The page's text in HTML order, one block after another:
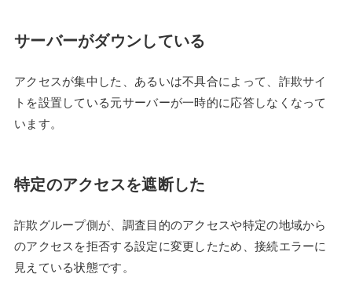
サーバーがダウンしている
アクセスが集中した、あるいは不具合によって、詐欺サイ
トを設置している元サーバーが一時的に応答しなくなって
います。
特定のアクセスを遮断した
詐欺グループ側が、調査目的のアクセスや特定の地域から
のアクセスを拒否する設定に変更したため、接続エラーに
見えている状態です。